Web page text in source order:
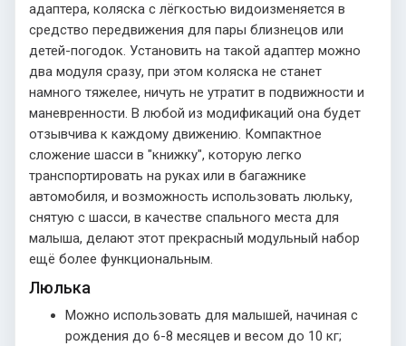
адаптера, коляска с лёгкостью видоизменяется в
средство передвижения для пары близнецов или
детей-погодок. Установить на такой адаптер можно
два модуля сразу, при этом коляска не станет
намного тяжелее, ничуть не утратит в подвижности и
маневренности. В любой из модификаций она будет
отзывчива к каждому движению. Компактное
сложение шасси в "книжку", которую легко
транспортировать на руках или в багажнике
автомобиля, и возможность использовать люльку,
снятую с шасси, в качестве спального места для
малыша, делают этот прекрасный модульный набор
ещё более функциональным.
Люлька
Можно использовать для малышей, начиная с
рождения до 6-8 месяцев и весом до 10 кг;